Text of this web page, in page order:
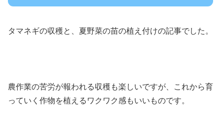
タマネギの収穫と、夏野菜の苗の植え付けの記事でした。
農作業の苦労が報われる収穫も楽しいですが、これから育
っていく作物を植えるワクワク感もいいものです。